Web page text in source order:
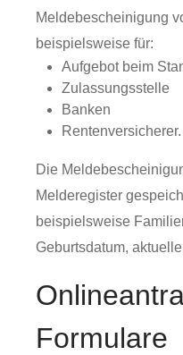
Meldebescheinigung
beispielsweise für:
Aufgebot beim
Zulassungsstelle
Banken
Rentenversicherer.
Die
Melderegister
beispielsweise
Geburtsdatum,
Formulare